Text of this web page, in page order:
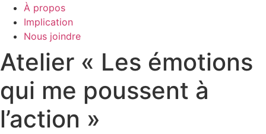
À propos
Implication
Nous joindre
Atelier « Les émotions
qui me poussent à
l’action »